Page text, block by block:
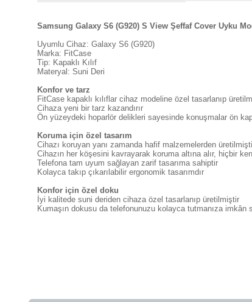
Samsung Galaxy S6 (G920) S View Şeffaf Cover Uyku
Uyumlu Cihaz: Galaxy S6 (G920)
Marka: FitCase
Tip: Kapaklı Kılıf
Materyal: Suni Deri
Konfor ve tarz
FitCase kapaklı kılıflar cihaz modeline özel tasarlanıp
Cihaza yeni bir tarz kazandırır
Ön yüzeydeki hoparlör delikleri sayesinde konuşmalar ön
Koruma için özel tasarım
Cihazı koruyan yanı zamanda hafif malzemelerden
Cihazın her köşesini kavrayarak koruma altına alır, hiçbir
Telefona tam uyum sağlayan zarif tasarıma sahiptir
Kolayca takıp çıkarılabilir ergonomik tasarımdır
Konfor için özel doku
İyi kalitede suni deriden cihaza özel tasarlanıp üretilmiştir
Kumaşın dokusu da telefonunuzu kolayca tutmanıza imkân